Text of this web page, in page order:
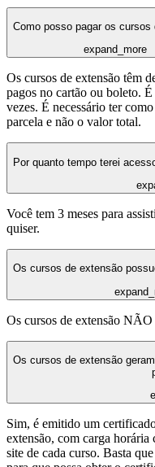
Como posso pagar os cursos
expand_more
Os cursos de extensão têm
pagos no cartão ou boleto.
vezes. É necessário ter
parcela e não o valor total.
Por quanto tempo terei
Você tem 3 meses para
quiser.
Os cursos de extensão
Os cursos de extensão NÃO
Os cursos de extensão
Sim, é emitido um
extensão, com carga
site de cada curso. Basta